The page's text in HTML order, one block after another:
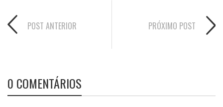
POST ANTERIOR PRÓXIMO POST
0 COMENTÁRIOS